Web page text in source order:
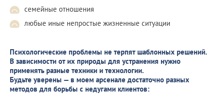
семейные отношения
любые иные непростые жизненные ситуации
Психологические проблемы не терпят шаблонных решений.
В зависимости от их природы для устранения нужно
применять разные техники и технологии.
Будьте уверены — в моем арсенале достаточно разных
методов для борьбы с недугами клиентов: